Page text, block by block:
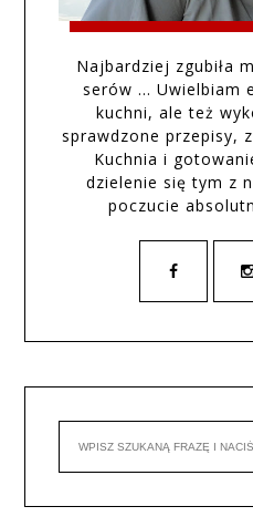
Najbardziej zgubiła
serów … Uwielbiam
kuchni, ale też
sprawdzone przepisy,
Kuchnia i
dzielenie się tym z
poczucie